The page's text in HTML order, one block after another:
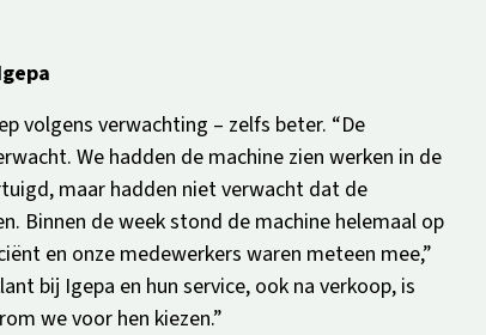
volgens verwachting – zelfs beter. “De
We hadden de machine zien werken in de
maar hadden niet verwacht dat de
Binnen de week stond de machine helemaal op
en onze medewerkers waren meteen mee,”
bij Igepa en hun service, ook na verkoop, is
we voor hen kiezen.”